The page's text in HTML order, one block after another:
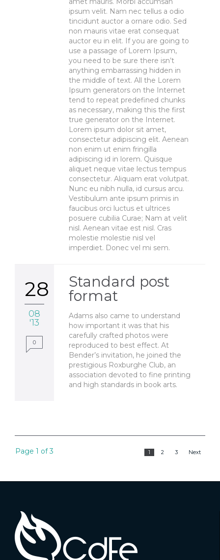
ipsum velit. Nam nec tellus a odio
tincidunt auctor a ornare odio. Sed
non mauris vitae erat consequat
auctor eu in elit. If you are going to
use a passage of Lorem Ipsum,
you need to be sure there isn’t
anything embarrassing hidden in
the middle of text. All the Lorem
Ipsum generators on the Internet
tend to repeat predefined chunks
as necessary, making this the first
true generator on the Internet.
Lorem ipsum dolor sit amet,
consectetur adipiscing elit. Aenean
non enim ut enim fringilla
adipiscing id in lorem. Quisque
aliquet neque vitae lectus tempus
consectetur. Aliquam erat volutpat.
Nunc eu nibh nulla, id cursus arcu.
Vestibulum ante ipsum primis in
faucibus orci luctus et ultrices
posuere cubilia Curae; Nam at velit
nisl. Aenean vitae est nisl. Cras
molestie molestie nisl vel
imperdiet. Donec vel mi sem.
28
08
'13
0
Standard post
format
Adams also came to understand
how important it was that his
carefully crafted photos were
reproduced to best effect. At
Bender’s invitation, he joined the
prestigious Roxburghe Club, an
association devoted to fine printing
and high standards in book arts.
Page 1 of 3 1 2 3 Next